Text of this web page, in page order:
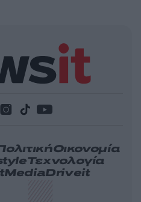
Οικονομία
Τεχνολογία
MediaDriveit